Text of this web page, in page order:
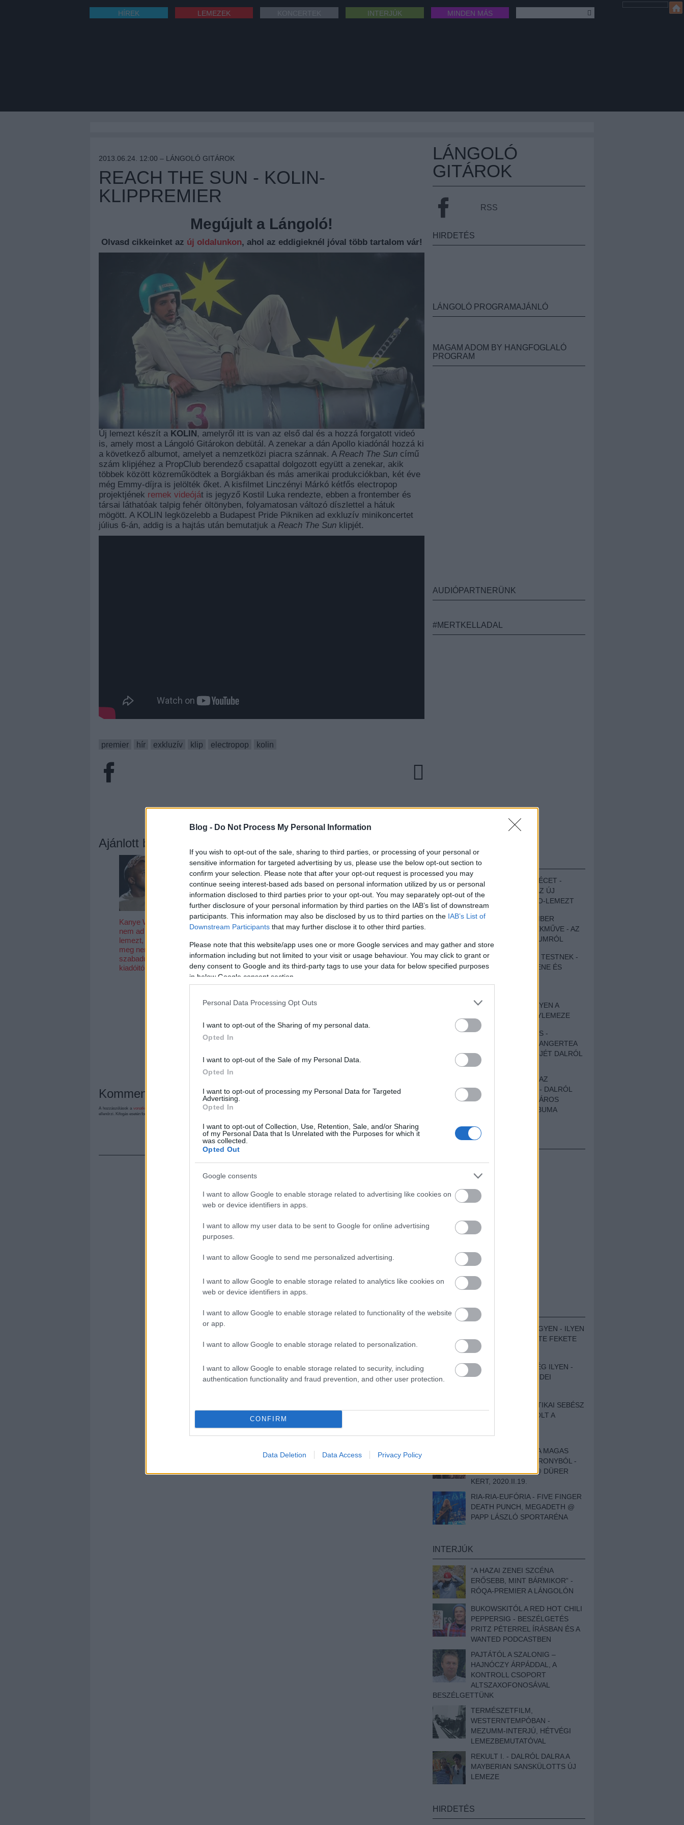
Blog - Do Not Process My Personal Information
If you wish to opt-out of the sale, sharing to third parties, or processing of your personal or
sensitive information for targeted advertising by us, please use the below opt-out section to
confirm your selection. Please note that after your opt-out request is processed you may
continue seeing interest-based ads based on personal information utilized by us or personal
information disclosed to third parties prior to your opt-out. You may separately opt-out of the
further disclosure of your personal information by third parties on the IAB’s list of downstream
participants. This information may also be disclosed by us to third parties on the IAB’s List of
Downstream Participants that may further disclose it to other third parties.
Please note that this website/app uses one or more Google services and may gather and store
information including but not limited to your visit or usage behaviour. You may click to grant or
deny consent to Google and its third-party tags to use your data for below specified purposes
in below Google consent section.
Personal Data Processing Opt Outs
I want to opt-out of the Sharing of my personal data.
Opted In
I want to opt-out of the Sale of my Personal Data.
Opted In
I want to opt-out of processing my Personal Data for Targeted
Advertising.
Opted In
I want to opt-out of Collection, Use, Retention, Sale, and/or Sharing
of my Personal Data that Is Unrelated with the Purposes for which it
was collected.
Opted Out
Google consents
I want to allow Google to enable storage related to advertising like cookies on
web or device identifiers in apps.
I want to allow my user data to be sent to Google for online advertising
purposes.
I want to allow Google to send me personalized advertising.
I want to allow Google to enable storage related to analytics like cookies on
web or device identifiers in apps.
I want to allow Google to enable storage related to functionality of the website
or app.
I want to allow Google to enable storage related to personalization.
I want to allow Google to enable storage related to security, including
authentication functionality and fraud prevention, and other user protection.
CONFIRM
Data Deletion Data Access Privacy Policy
HÍREK LEMEZEK INTERJÚK MINDEN MÁS
2013.06.24. 12:00 – LÁNGOLÓ GITÁROK
REACH THE SUN - KOLIN-
KLIPPREMIER
Megújult a Lángoló!
Olvasd cikkeinket az új oldalunkon, ahol az eddigieknél jóval több tartalom vár!
Új lemezt készít a KOLIN, amelyről itt is van az első dal és a hozzá forgatott videó
is, amely most a Lángoló Gitárokon debütál. A zenekar a dán Apollo kiadónál hozzá ki
a következő albumot, amelyet a nemzetközi piacra szánnak. A Reach The Sun című
szám klipjéhez a PropClub berendező csapattal dolgozott együtt a zenekar, akik
többek között közreműködtek a Borgiákban és más amerikai produkciókban, két éve
még Emmy-díjra is jelölték őket. A kisfilmet Linczényi Márkó kétfős electropop
projektjének remek videóját is jegyző Kostil Luka rendezte, ebben a frontember és
társai láthatóak talpig fehér öltönyben, folyamatosan változó díszlettel a hátuk
mögött. A KOLIN legközelebb a Budapest Pride Pikniken ad exkluzív minikoncertet
július 6-án, addig is a hajtás után bemutatjuk a Reach The Sun klipjét.
premier hír exkluzív klip electropop kolin
Ajánlott bejegyzések:
Kanye West
nem ad ki több
lemezt, amíg
meg nem
szabadul a
kiadóitól
Így tanítja
basszusgitározni
Jason Momoát a
Primus főnöke
August Burns
Red- és Bury
Tomorrow-
koncertek új
dátuma
Jön az új Bruce
Springsteen-
lemez, itt egy dal
róla
Már csak egy
napot kell várni
lemezre, itt van
Kommentek:
A hozzászólások a vonatkozó jogszabályok értelmében felhasználói tartalomnak minősülnek, értük a
ellenőrzi. Kifogás esetén forduljon a blog szerkesztőjéhez. Részletek a
LÁNGOLÓ
GITÁROK
RSS
HIRDETÉS
LÁNGOLÓ PROGRAMAJÁNLÓ
MAGAM ADOM BY HANGFOGLALÓ
PROGRAM
AUDIÓPARTNERÜNK
#MERTKELLADAL
EZT HALLGASD!
MEGUGROTTÁK A LÉCET -
MEGHALLGATTUK AZ ÚJ
PROTEST THE HERO-LEMEZT
EGY DÜHÖS VÉNEMBER
UNIVERZÁLIS REMEKMŰVE - AZ
ÚJ BOB DYLAN-ALBUMRÓL
ZENE LÉLEKNEK ÉS TESTNEK -
AUTENTIKUS NÉPZENE ÉS
SZOMORKODÁS - ILYEN A
KATATONIA ÚJ NAGYLEMEZE
CROCODILE NERVES -
HALLGASD MEG AZ ANGERTEA
MA MEGJELENT EP-JÉT DALRÓL
DALRA!
A FELELŐSSÉGTŐL AZ
ELLOPOTT FÖLDIG - DALRÓL
DALRA A KÉPZELT VÁROS
SAMIZDAT CÍMŰ ALBUMA
HIRDETÉS
BESZÁMOLÓK
ZENÉS TÁBOR A HEGYEN - ILYEN
VOLT A VÍRUS SZÜLTE FEKETE
ZAJ FESZTIVÁL
SOHA NEM VOLT MÉG ILYEN -
BESZÁMOLÓNK AZ IDEI
EGY HALLÁSPLASZTIKAI SEBÉSZ
NAPLÓJA - ILYEN VOLT A
DOKUMENTUMFILM
MÉLY FÉRFIBÁNAT A MAGAS
ELEFÁNTCSONTTORONYBÓL -
LEPROUS, KLONE @ DÜRER
KERT, 2020.II.19.
RIA-RIA-EUFÓRIA - FIVE FINGER
DEATH PUNCH, MEGADETH @
PAPP LÁSZLÓ SPORTARÉNA
INTERJÚK
“A HAZAI ZENEI SZCÉNA
ERŐSEBB, MINT BÁRMIKOR” -
RÓQA-PREMIER A LÁNGOLÓN
BUKOWSKITÓL A RED HOT CHILI
PEPPERSIG - BESZÉLGETÉS
PRITZ PÉTERREL ÍRÁSBAN ÉS A
WANTED PODCASTBEN
PAJTÁTÓL A SZALONIG –
HAJNÓCZY ÁRPÁDDAL, A
KONTROLL CSOPORT
ALTSZAXOFONOSÁVAL
BESZÉLGETTÜNK
TERMÉSZETFILM,
WESTERNTEMPÓBAN -
MEZUMM-INTERJÚ, HÉTVÉGI
LEMEZBEMUTATÓVAL
REKULT I. - DALRÓL DALRA A
MAYBERIAN SANSKÜLOTTS ÚJ
LEMEZE
HIRDETÉS